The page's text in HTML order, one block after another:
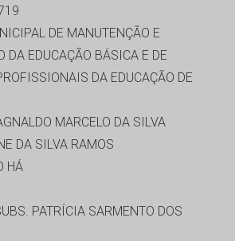
DE MANUTENÇÃO E
DA EDUCAÇÃO BÁSICA E DE
DA EDUCAÇÃO DE
MARCELO DA SILVA
DA SILVA RAMOS
HÁ
PATRÍCIA SARMENTO DOS